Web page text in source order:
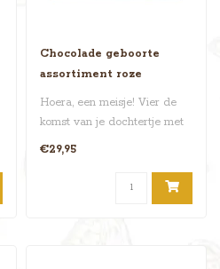
Chocolade geboorte
assortiment roze
Hoera, een meisje! Vier de
komst van je dochtertje met
dit reusachtige dienblad ..
€29,95